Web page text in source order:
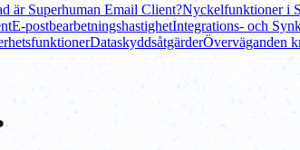
är Superhuman Email Client?Nyckelfunktioner i
E-postbearbetningshastighetIntegrations- och
DataskyddsåtgärderÖverväganden